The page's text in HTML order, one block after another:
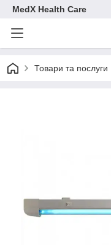
MedX Health Care
Товари та послуги